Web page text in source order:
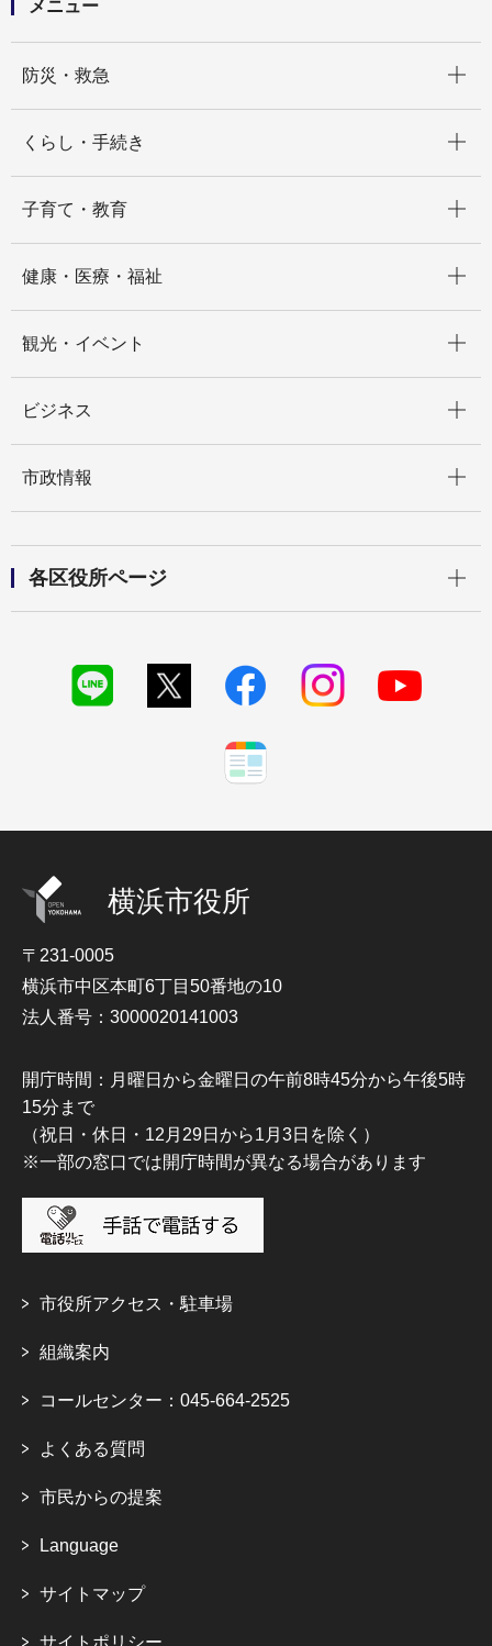
メニュー
防災・救急
くらし・手続き
子育て・教育
健康・医療・福祉
観光・イベント
ビジネス
市政情報
各区役所ページ
横浜市役所
〒231-0005
横浜市中区本町6丁目50番地の10
法人番号：3000020141003
開庁時間：月曜日から金曜日の午前8時45分から午後5時
15分まで
（祝日・休日・12月29日から1月3日を除く）
※一部の窓口では開庁時間が異なる場合があります
市役所アクセス・駐車場
組織案内
コールセンター：045-664-2525
よくある質問
市民からの提案
Language
サイトマップ